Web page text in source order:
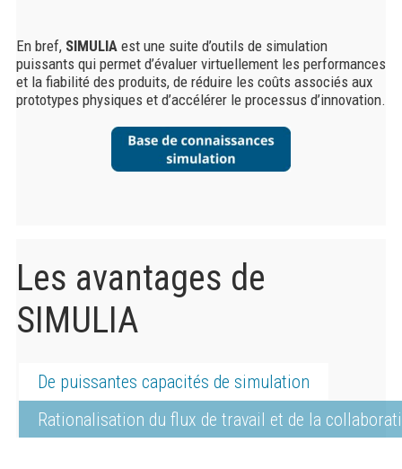
En bref, SIMULIA est une suite d’outils de simulation
puissants qui permet d’évaluer virtuellement les performances
et la fiabilité des produits, de réduire les coûts associés aux
prototypes physiques et d’accélérer le processus d’innovation.
Les avantages de
SIMULIA
De puissantes capacités de simulation
Rationalisation du flux de travail et de la